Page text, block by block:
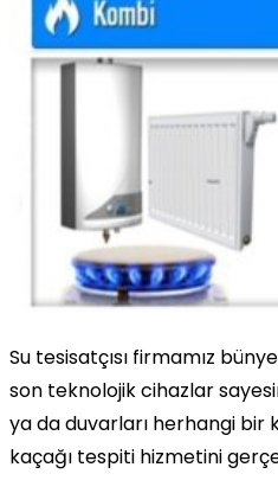
Su tesisatçısı firmamız
son teknolojik cihazlar
ya da duvarları herhangi bir
kaçağı tespiti hizmetini